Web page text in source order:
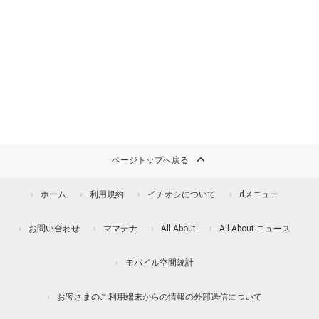
ページトップへ戻る
ホーム 利用規約 イチオシについて dメニュー
お問い合わせ ママテナ All About All About ニュース
モバイル空間統計
お客さまのご利用端末からの情報の外部送信について